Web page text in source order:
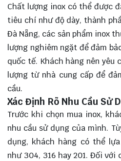
Chất lượng inox có thể được
tiêu chí như độ dày, thành
Đà Nẵng, các sản phẩm inox
lượng nghiêm ngặt để đảm
quốc tế. Khách hàng nên yêu
lượng từ nhà cung cấp để
cầu.
Xác Định Rõ Nhu Cầu Sử
Trước khi chọn mua inox,
nhu cầu sử dụng của mình.
dụng, khách hàng có thể
như 304, 316 hay 201. Đối với